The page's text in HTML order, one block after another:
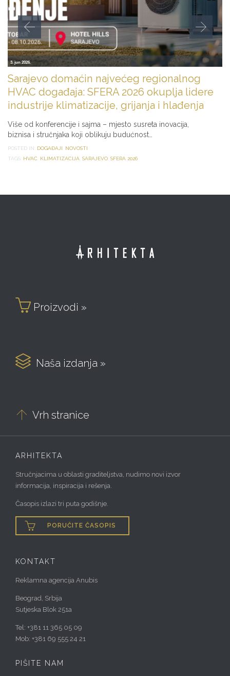
3. jun 2026.
Sarajevo domaćin najvećeg regionalnog
HVAC događaja: SFERA 2026 okuplja lidere
industrije klimatizacije, grijanja i hlađenja
Više od konferencije i sajma – mjesto susreta inovacija,
biznisa i stručnjaka koji oblikuju budućnost…
POSTED IN: DOGAĐAJI
NOVOSTI
TAGS: HVAC KLIMATIZACIJA SARAJEVO SFERA 2026
 Proizvodi »
 Naša izdanja »
 Vrh stranice
ARHITEKTA
Stručnjacima u oblasti graditeljstva, nudimo novi izvor
informacija, inspiracija i rešenja.
Časopis izlazi tri puta godišnje.
 PORUČITE ČASOPIS
KONTAKT
Reklamna agencija Anubis
Beograd, Srbija
Sutjeska Blok 251a
Tel: +381 11 365 05 09
Mob: +381 69 555 24 21
PIŠITE NAM